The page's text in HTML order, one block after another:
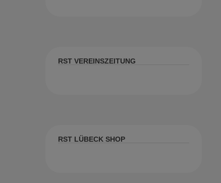
RST VEREINSZEITUNG
RST LÜBECK SHOP